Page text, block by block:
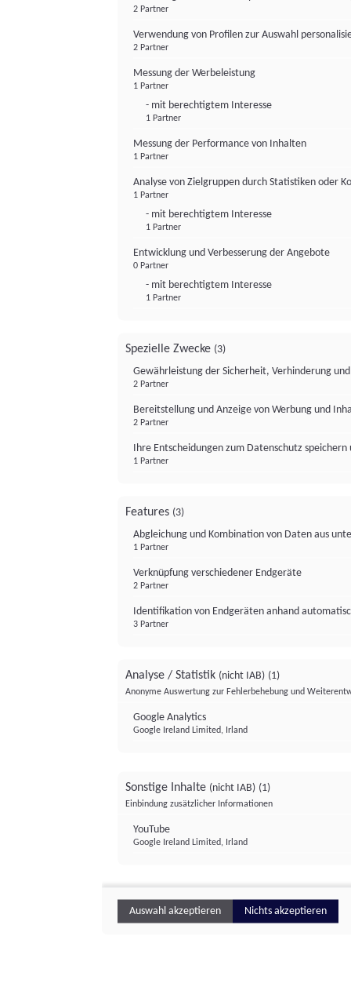
2 Partner
Verwendung von Profilen zur Auswahl
2 Partner
Messung der Werbeleistung
1 Partner
- mit berechtigtem Interesse
1 Partner
Messung der Performance von Inhalten
1 Partner
Analyse von Zielgruppen durch Statistiken oder
1 Partner
- mit berechtigtem Interesse
1 Partner
Entwicklung und Verbesserung der Angebote
0 Partner
- mit berechtigtem Interesse
1 Partner
Spezielle Zwecke (3)
Gewährleistung der Sicherheit, Verhinderung
2 Partner
Bereitstellung und Anzeige von Werbung und
2 Partner
Ihre Entscheidungen zum Datenschutz
1 Partner
Features (3)
Abgleichung und Kombination von Daten aus
1 Partner
Verknüpfung verschiedener Endgeräte
2 Partner
Identifikation von Endgeräten anhand
3 Partner
Analyse / Statistik (nicht IAB) (1)
Anonyme Auswertung zur Fehlerbehebung und
Google Analytics
Google Ireland Limited, Irland
Sonstige Inhalte (nicht IAB) (1)
Einbindung zusätzlicher Informationen
YouTube
Google Ireland Limited, Irland
Auswahl akzeptieren Nichts akzeptieren